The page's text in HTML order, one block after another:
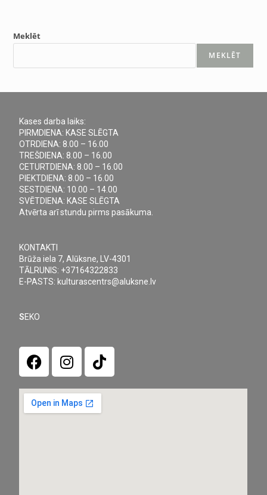
Meklēt
MEKLĒT
Kases darba laiks:
PIRMDIENA: KASE SLĒGTA
OTRDIENA: 8.00 – 16.00
TREŠDIENA: 8.00 – 16.00
CETURTDIENA: 8.00 – 16.00
PIEKTDIENA: 8.00 – 16.00
SESTDIENA: 10.00 – 14.00
SVĒTDIENA: KASE SLĒGTA
Atvērta arī stundu pirms pasākuma.
KONTAKTI
Brūža iela 7, Alūksne, LV-4301
TĀLRUNIS: +37164322833
E-PASTS: kulturascentrs@aluksne.lv
SEKO